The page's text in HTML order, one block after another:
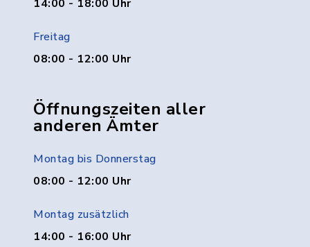
14:00 - 18:00 Uhr
Freitag
08:00 - 12:00 Uhr
Öffnungszeiten aller
anderen Ämter
Montag bis Donnerstag
08:00 - 12:00 Uhr
Montag zusätzlich
14:00 - 16:00 Uhr